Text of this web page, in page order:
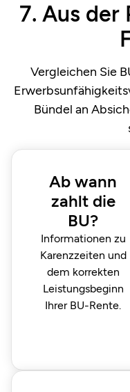
7. Aus der
Vergleichen Sie
Bündel an
Ab wann
zahlt die
BU?
Informationen zu
Karenzzeiten und
dem korrekten
Leistungsbeginn
Ihrer BU-Rente.